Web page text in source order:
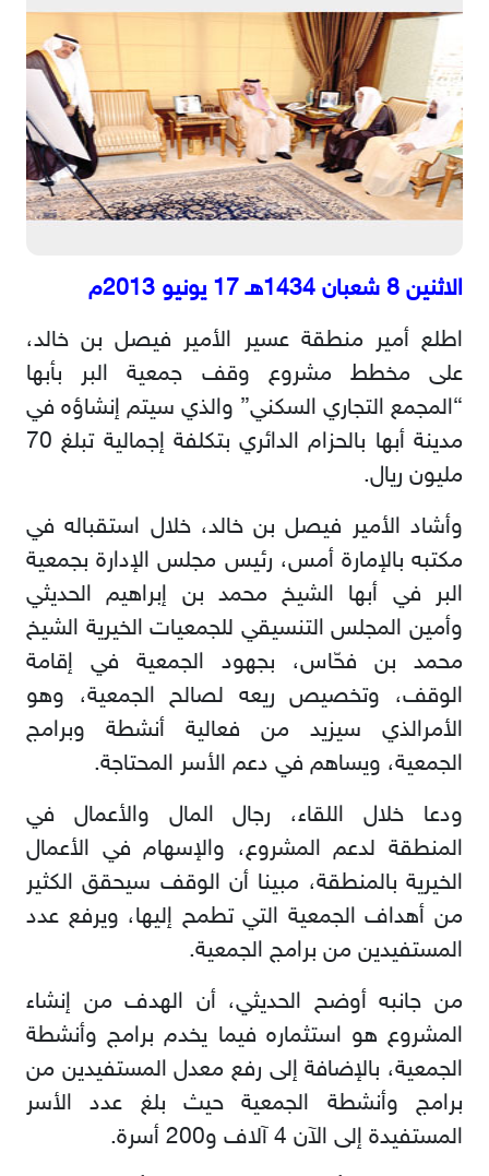
الاثنين 8 شعبان 1434هـ 17 يونيو 2013م
اطلع أمير منطقة عسير الأمير فيصل بن خالد،
على مخطط مشروع وقف جمعية البر بأبها
“المجمع التجاري السكني” والذي سيتم إنشاؤه في
مدينة أبها بالحزام الدائري بتكلفة إجمالية تبلغ 70
مليون ريال.
وأشاد الأمير فيصل بن خالد، خلال استقباله في
مكتبه بالإمارة أمس، رئيس مجلس الإدارة بجمعية
البر في أبها الشيخ محمد بن إبراهيم الحديثي
وأمين المجلس التنسيقي للجمعيات الخيرية الشيخ
محمد بن فحّاس، بجهود الجمعية في إقامة
الوقف، وتخصيص ريعه لصالح الجمعية، وهو
الأمرالذي سيزيد من فعالية أنشطة وبرامج
الجمعية، ويساهم في دعم الأسر المحتاجة.
ودعا خلال اللقاء، رجال المال والأعمال في
المنطقة لدعم المشروع، والإسهام في الأعمال
الخيرية بالمنطقة، مبينا أن الوقف سيحقق الكثير
من أهداف الجمعية التي تطمح إليها، ويرفع عدد
المستفيدين من برامج الجمعية.
من جانبه أوضح الحديثي، أن الهدف من إنشاء
المشروع هو استثماره فيما يخدم برامج وأنشطة
الجمعية، بالإضافة إلى رفع معدل المستفيدين من
برامج وأنشطة الجمعية حيث بلغ عدد الأسر
المستفيدة إلى الآن 4 آلاف و200 أسرة.